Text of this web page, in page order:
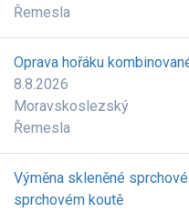
Řemesla
Oprava hořáku
8.8.2026
Moravskoslezský
Řemesla
Výměna skleněné
sprchovém koutě